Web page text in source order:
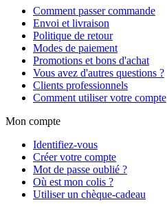
Comment passer commande
Envoi et livraison
Politique de retour
Modes de paiement
Promotions et bons d'achat
Vous avez d'autres questions ?
Clients professionnels
Comment utiliser votre compte
Mon compte
Identifiez-vous
Créer votre compte
Mot de passe oublié ?
Où est mon colis ?
Utiliser un chèque-cadeau